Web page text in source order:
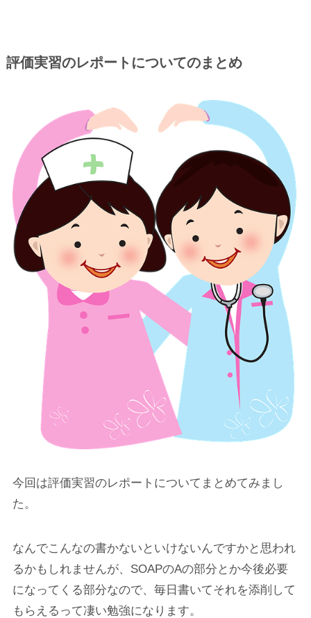
評価実習のレポートについてのまとめ
今回は評価実習のレポートについてまとめてみまし
た。
なんでこんなの書かないといけないんですかと思われ
るかもしれませんが、SOAPのAの部分とか今後必要
になってくる部分なので、毎日書いてそれを添削して
もらえるって凄い勉強になります。